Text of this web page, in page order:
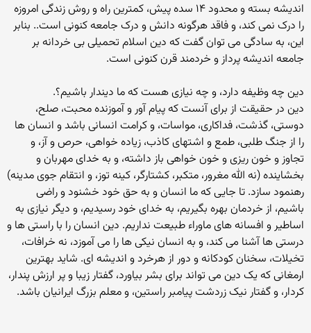
اندیشه بسته و محدود ۱۴ سده پیش، کمترین راه و روش زندگی امروزه
را درک نمی کند، و فاقد هرگونه دانش و درک جامعه کنونی است.. بنابر
این، به سادگی می توان گفت که دین اسلام تحمیلی بی خردانه بر
جامعه اندیشه پرداز و خردمند قرن کنونی است.
دین چه وظیفه دارد، و چه نیازی هست که ما دیندار باشیم؟.
دین در حقیقت از برای آنست که پیام آور و آموزنده محبت، صلح،
دوستی، گذشت، فداکاری، مواسات، و کرامت انسانی باشد و انسان ها
را از جنگ طلبی، طمع و اشتهای کاذب، زیاده خواهی، حرص و آز، و
تجاوز و خون ریزی و خون خواهی باز داشته، و به خدای مهربان و
بخشاینده (نه الله مغرور، متکبر، کشتارگر، کینه توز، و انتقام جوی مدینه)
رهنمود سازد. تا جایی که ما انسان و به حق خود خشنود و راضی
باشیم، از خردمان بهره بگیریم، به خدای خود رسیدیم، و دیگر نیازی به
اساطیر و افسانه های ماوراء طبیعت نداریم. دین انسان را با راستی ها و
درستی ها آشنا می کند، و به انسان نیکی ها را می آموزد، نه خرافات،
تخیلات، سخنان کودکانه و دور از هرخرد و اندیشه ای. شاید بهترین
ارمغانی که یک دین می تواند برای بشر بیاورد، گفتار زیبا و پر ارزش پندار،
کردار، و گفتار نیک زردشت پیامبر راستین، و معلم بزرگ ایرانیان باشد.